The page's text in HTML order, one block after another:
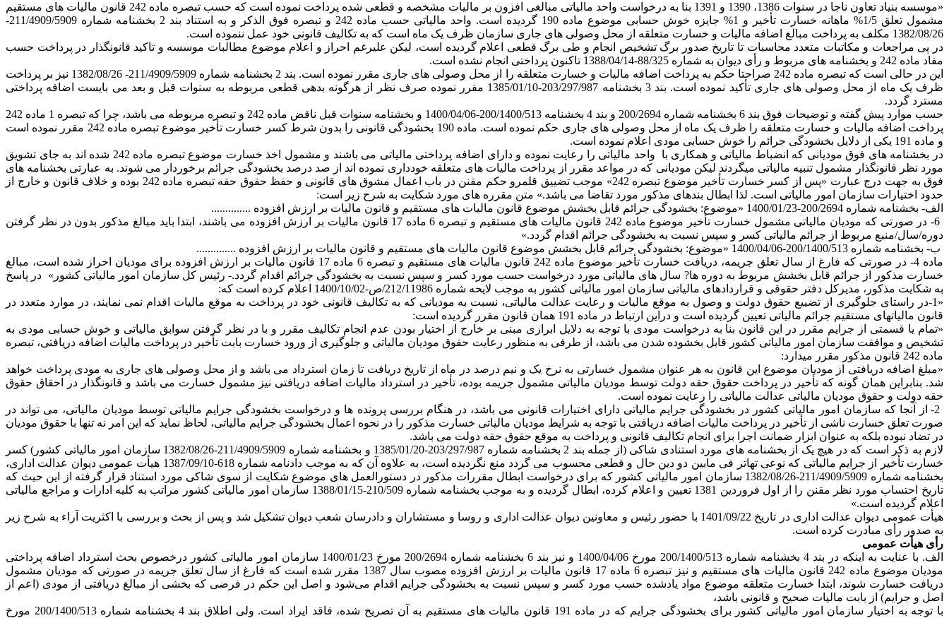
«موسسه بنیاد تعاون ناجا در سنوات 1386، 1390 و 1391 بنا به درخواست واحد مالیاتی مبالغی افزون بر مالیات مشخصه و قطعی شده پرداخت نموده است که حسب تبصره ماده 242 قانون مالیات های مستقیم
مشمول تعلق 1/5% ماهانه خسارت تأخیر و 1% جایزه خوش حسابی موضوع ماده 190 گردیده است. واحد مالیاتی حسب ماده 242 و تبصره فوق الذکر و به استناد بند 2 بخشنامه شماره 211/4909/5909-
1382/08/26 مکلف به پرداخت مبالغ اضافه مالیات و خسارت متعلقه از محل وصولی های جاری سازمان ظرف یک ماه است که به تکالیف قانونی خود عمل ننموده است.
در پی مراجعات و مکاتبات متعدد محاسبات تا تاریخ صدور برگ تشخیص انجام و طی برگ قطعی اعلام گردیده است، لیکن علیرغم احراز و اعلام موضوع مطالبات موسسه و تاکید قانونگذار در پرداخت حسب
مفاد ماده 242 و بخشنامه های مربوط و رأی دیوان به شماره 88/325-1388/04/14 تاکنون پرداختی انجام نشده است.
این در حالی است که تبصره ماده 242 صراحتا حکم به پرداخت اضافه مالیات و خسارت متعلقه را از محل وصولی های جاری مقرر نموده است. بند 2 بخشنامه شماره 211/4909/5909- 1382/08/26 نیز بر پرداخت
ظرف یک ماه از محل وصولی های جاری تأکید نموده است. بند 3 بخشنامه 203/297/987-1385/01/10 مقرر نموده صرف نظر از هرگونه بدهی قطعی مربوطه به سنوات قبل و بعد می بایست اضافه پرداختی
مسترد گردد.
حسب موارد پیش گفته و توضیحات فوق بند 6 بخشنامه شماره 200/2694 و بند 4 بخشنامه 200/1400/513-1400/04/06 و بخشنامه سنوات قبل ناقض ماده 242 و تبصره مربوطه می باشد، چرا که تبصره 1 ماده 242
پرداخت اضافه مالیات و خسارت متعلقه را ظرف یک ماه از محل وصولی های جاری حکم نموده است. ماده 190 بخشودگی قانونی را بدون شرط کسر خسارت تأخیر موضوع تبصره ماده 242 مقرر نموده است
و ماده 191 یکی از دلایل بخشودگی جرائم را خوش حسابی مودی اعلام نموده است.
در بخشنامه های فوق مودیانی که انضباط مالیاتی و همکاری با واحد مالیاتی را رعایت نموده و دارای اضافه پرداختی مالیاتی می باشند و مشمول اخذ خسارت موضوع تبصره ماده 242 شده اند به جای تشویق
مورد نظر قانونگذار مشمول تنبیه مالیاتی می‎گردند لیکن مودیانی که در مواعد مقرر از پرداخت مالیات های متعلقه خودداری نموده اند از صد درصد بخشودگی جرائم برخوردار می شوند. به عبارتی بخشنامه های
فوق به جهت درج عبارت «پس از کسر خسارت تأخیر موضوع تبصره 242» موجب تضییق قلمرو حکم مقنن در باب اعمال مشوق های قانونی و حفظ حقوق حقه تبصره ماده 242 بوده و خلاف قانون و خارج از
حدود اختیارات سازمان امور مالیاتی است. لذا ابطال بندهای مذکور مورد تقاضا می باشد.» متن مقرره های مورد شکایت به شرح زیر است:
الف- بخشنامه شماره 200/2694-1400/01/23 «موضوع: بخشودگی جرائم قابل بخشش موضوع قانون مالیات های مستقیم و قانون مالیات بر ارزش افزوده ..............
6- در صورتی که مودیان مالیاتی مشمول خسارت تأخیر موضوع ماده 242 قانون مالیات های مستقیم و تبصره 6 ماده 17 قانون مالیات بر ارزش افزوده می باشند، ابتدا باید مبالغ مذکور بدون در نظر گرفتن
دوره/سال/منبع مربوط از جرائم مالیاتی کسر و سپس نسبت به بخشودگی جرائم اقدام گردد.»
ب- بخشنامه شماره 200/1400/513-1400/04/06 «موضوع: بخشودگی جرائم قابل بخشش موضوع قانون مالیات های مستقیم و قانون مالیات بر ارزش افزوده ..............
ماده 4- در صورتی که فارغ از سال تعلق جریمه، دریافت خسارت تأخیر موضوع ماده 242 قانون مالیات های مستقیم و تبصره 6 ماده 17 قانون مالیات بر ارزش افزوده برای مودیان احراز شده است، مبالغ
خسارت مذکور از جرائم قابل بخشش مربوط به دوره ها? سال های مالیاتی مورد درخواست حسب مورد کسر و سپس نسبت به بخشودگی جرائم اقدام گردد.- رئیس کل سازمان امور مالیاتی کشور» در پاسخ
به شکایت مذکور، مدیرکل دفتر حقوقی و قراردادهای مالیاتی سازمان امور مالیاتی کشور به موجب لایحه شماره 212/11986/ص-1400/10/02 اعلام کرده است که:
«1-در راستای جلوگیری از تضییع حقوق دولت و وصول به موقع مالیات و رعایت عدالت مالیاتی، نسبت به مودیانی که به تکالیف قانونی خود در پرداخت به موقع مالیات اقدام نمی نمایند، در موارد متعدد در
قانون مالیات‎های مستقیم جرائم مالیاتی تعیین گردیده است و دراین ارتباط در ماده 191 همان قانون مقرر گردیده است:
«تمام یا قسمتی از جرایم مقرر در این قانون بنا به درخواست مودی با توجه به دلایل ابرازی مبنی بر خارج از اختیار بودن عدم انجام تکالیف مقرر و با در نظر گرفتن سوابق مالیاتی و خوش حسابی مودی به
تشخیص و موافقت سازمان امور مالیاتی کشور قابل بخشوده شدن می باشد، از طرفی به منظور رعایت حقوق مودیان مالیاتی و جلوگیری از ورود خسارت بابت تأخیر در پرداخت مالیات اضافه دریافتی، تبصره
ماده 242 قانون مذکور مقرر می‎دارد:
«مبلغ اضافه دریافتی از مودیان موضوع این قانون به هر عنوان مشمول خسارتی به نرخ یک و نیم درصد در ماه از تاریخ دریافت تا زمان استرداد می باشد و از محل وصولی های جاری به مودی پرداخت خواهد
شد. بنابراین همان گونه که تأخیر در پرداخت حقوق حقه دولت توسط مودیان مالیاتی مشمول جریمه بوده، تأخیر در استرداد مالیات اضافه دریافتی نیز مشمول خسارت می باشد و قانونگذار در احقاق حقوق
حقه دولت و حقوق مودیان مالیاتی عدالت مالیاتی را رعایت نموده است.
2- از آنجا که سازمان امور مالیاتی کشور در بخشودگی جرایم مالیاتی دارای اختیارات قانونی می باشد، در هنگام بررسی پرونده ها و درخواست بخشودگی جرایم مالیاتی توسط مودیان مالیاتی، می تواند در
صورت تعلق خسارت ناشی از تأخیر در پرداخت مالیات اضافه دریافتی با توجه به شرایط مودیان مالیاتی خسارت مذکور را در نحوه اعمال بخشودگی جرایم مالیاتی، لحاظ نماید که این امر نه تنها با حقوق مودیان
در تضاد نبوده بلکه به عنوان ابزار ضمانت اجرا برای انجام تکالیف قانونی و پرداخت به موقع حقوق حقه دولت می باشد.
لازم به ذکر است که در هیچ یک از بخشنامه های مورد استنادی شاکی (از جمله بند 2 بخشنامه شماره 203/297/987-1385/01/20 و بخشنامه شماره 211/4909/5909-1382/08/26 سازمان امور مالیاتی کشور) کسر
خسارت تأخیر از جرایم مالیاتی که نوعی تهاتر فی مابین دو دین حال و قطعی محسوب می گردد منع نگردیده است، به علاوه آن که به موجب دادنامه شماره 618-1387/09/10 هیأت عمومی دیوان عدالت اداری،
بخشنامه شماره 211/4909/5909-1382/08/26 سازمان امور مالیاتی کشور که برای درخواست ابطال مقررات مذکور در دستورالعمل های موضوع شکایت از سوی شاکی مورد استناد قرار گرفته از این حیث که
تاریخ احتساب مورد نظر مقنن را از اول فروردین 1381 تعیین و اعلام کرده، ابطال گردیده و به موجب بخشنامه شماره 210/509-1388/01/15 سازمان امور مالیاتی کشور مراتب به کلیه ادارات و مراجع مالیاتی
اعلام گردیده است.»
هیأت عمومی دیوان عدالت اداری در تاریخ 1401/09/22 با حضور رئیس و معاونین دیوان عدالت اداری و روسا و مستشاران و دادرسان شعب دیوان تشکیل شد و پس از بحث و بررسی با اکثریت آراء به شرح زیر
به صدور رأی مبادرت کرده است.
رأی هیأت عمومی
الف. با عنایت به اینکه در بند 4 بخشنامه شماره 200/1400/513 مورخ 1400/04/06 و نیز بند 6 بخشنامه شماره 200/2694 مورخ 1400/01/23 سازمان امور مالیاتی کشور درخصوص بحث استرداد اضافه پرداختی
مودیان موضوع ماده 242 قانون مالیات های مستقیم و نیز تبصره 6 ماده 17 قانون مالیات بر ارزش افزوده مصوب سال 1387 مقرر شده است که فارغ از سال تعلق جریمه در صورتی که مودیان مشمول
دریافت خسارت شوند، ابتدا خسارت متعلقه موضوع مواد یادشده حسب مورد کسر و سپس نسبت به بخشودگی جرایم اقدام می‌شود و اصل این حکم در فرضی که بخشی از مبالغ دریافتی از مودی (اعم از
اصل و جرایم) از بابت مالیات صحیح و قانونی باشد،
با توجه به اختیار سازمان امور مالیاتی کشور برای بخشودگی جرایم که در ماده 191 قانون مالیات های مستقیم به آن تصریح شده، فاقد ایراد است. ولی اطلاق بند 4 بخشنامه شماره 200/1400/513 مورخ